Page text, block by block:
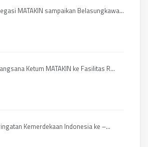
MATAKIN sampaikan Belasungkawa...
Ketum MATAKIN ke Fasilitas R...
Kemerdekaan Indonesia ke –...